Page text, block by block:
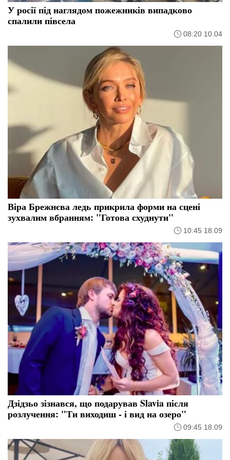
У росії під наглядом пожежників випадково
спалили півсела
08:20 10.04
Віра Брежнєва ледь прикрила форми на сцені
зухвалим вбранням: "Готова схуднути"
10:45 18.09
Дзідзьо зізнався, що подарував Slavia після
розлучення: "Ти виходиш - і вид на озеро"
09:45 18.09